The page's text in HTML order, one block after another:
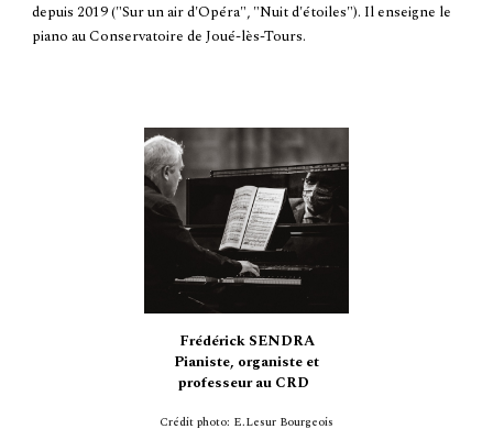
depuis 2019 ("Sur un air d'Opéra", "Nuit d'étoiles"). Il enseigne le
piano au Conservatoire de Joué-lès-Tours.
Frédérick SENDRA
Pianiste, organiste et
professeur au CRD
Crédit photo: E.Lesur Bourgeois